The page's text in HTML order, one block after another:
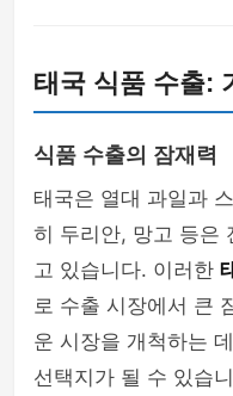
태국 식품 수출:
식품 수출의 잠재력
태국은 열대 과일과
히 두리안, 망고 등은
고 있습니다. 이러한
로 수출 시장에서 큰
운 시장을 개척하는
선택지가 될 수 있습